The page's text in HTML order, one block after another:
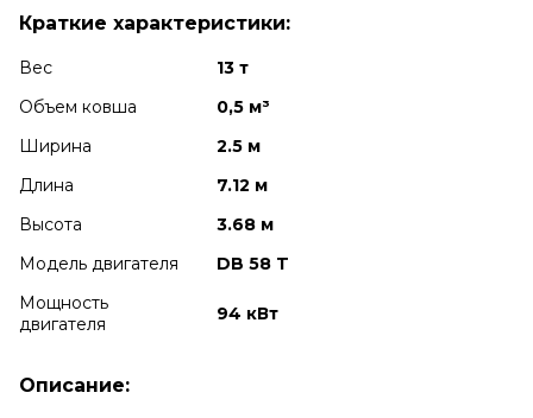
Краткие характеристики:
Вес
13 т
Объем ковша
0,5 м³
Ширина
2.5 м
Длина
7.12 м
Высота
3.68 м
Модель двигателя
DB 58 T
Мощность
двигателя
94 кВт
Описание: